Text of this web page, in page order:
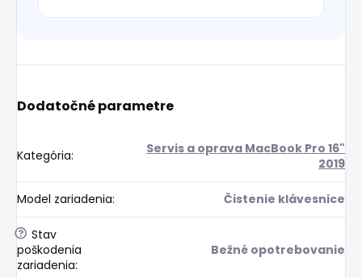
Dodatočné parametre
Kategória:
Servis a oprava MacBook Pro 16"
2019
Model zariadenia: Čistenie klávesnice
? Stav
poškodenia
zariadenia:
Bežné opotrebovanie